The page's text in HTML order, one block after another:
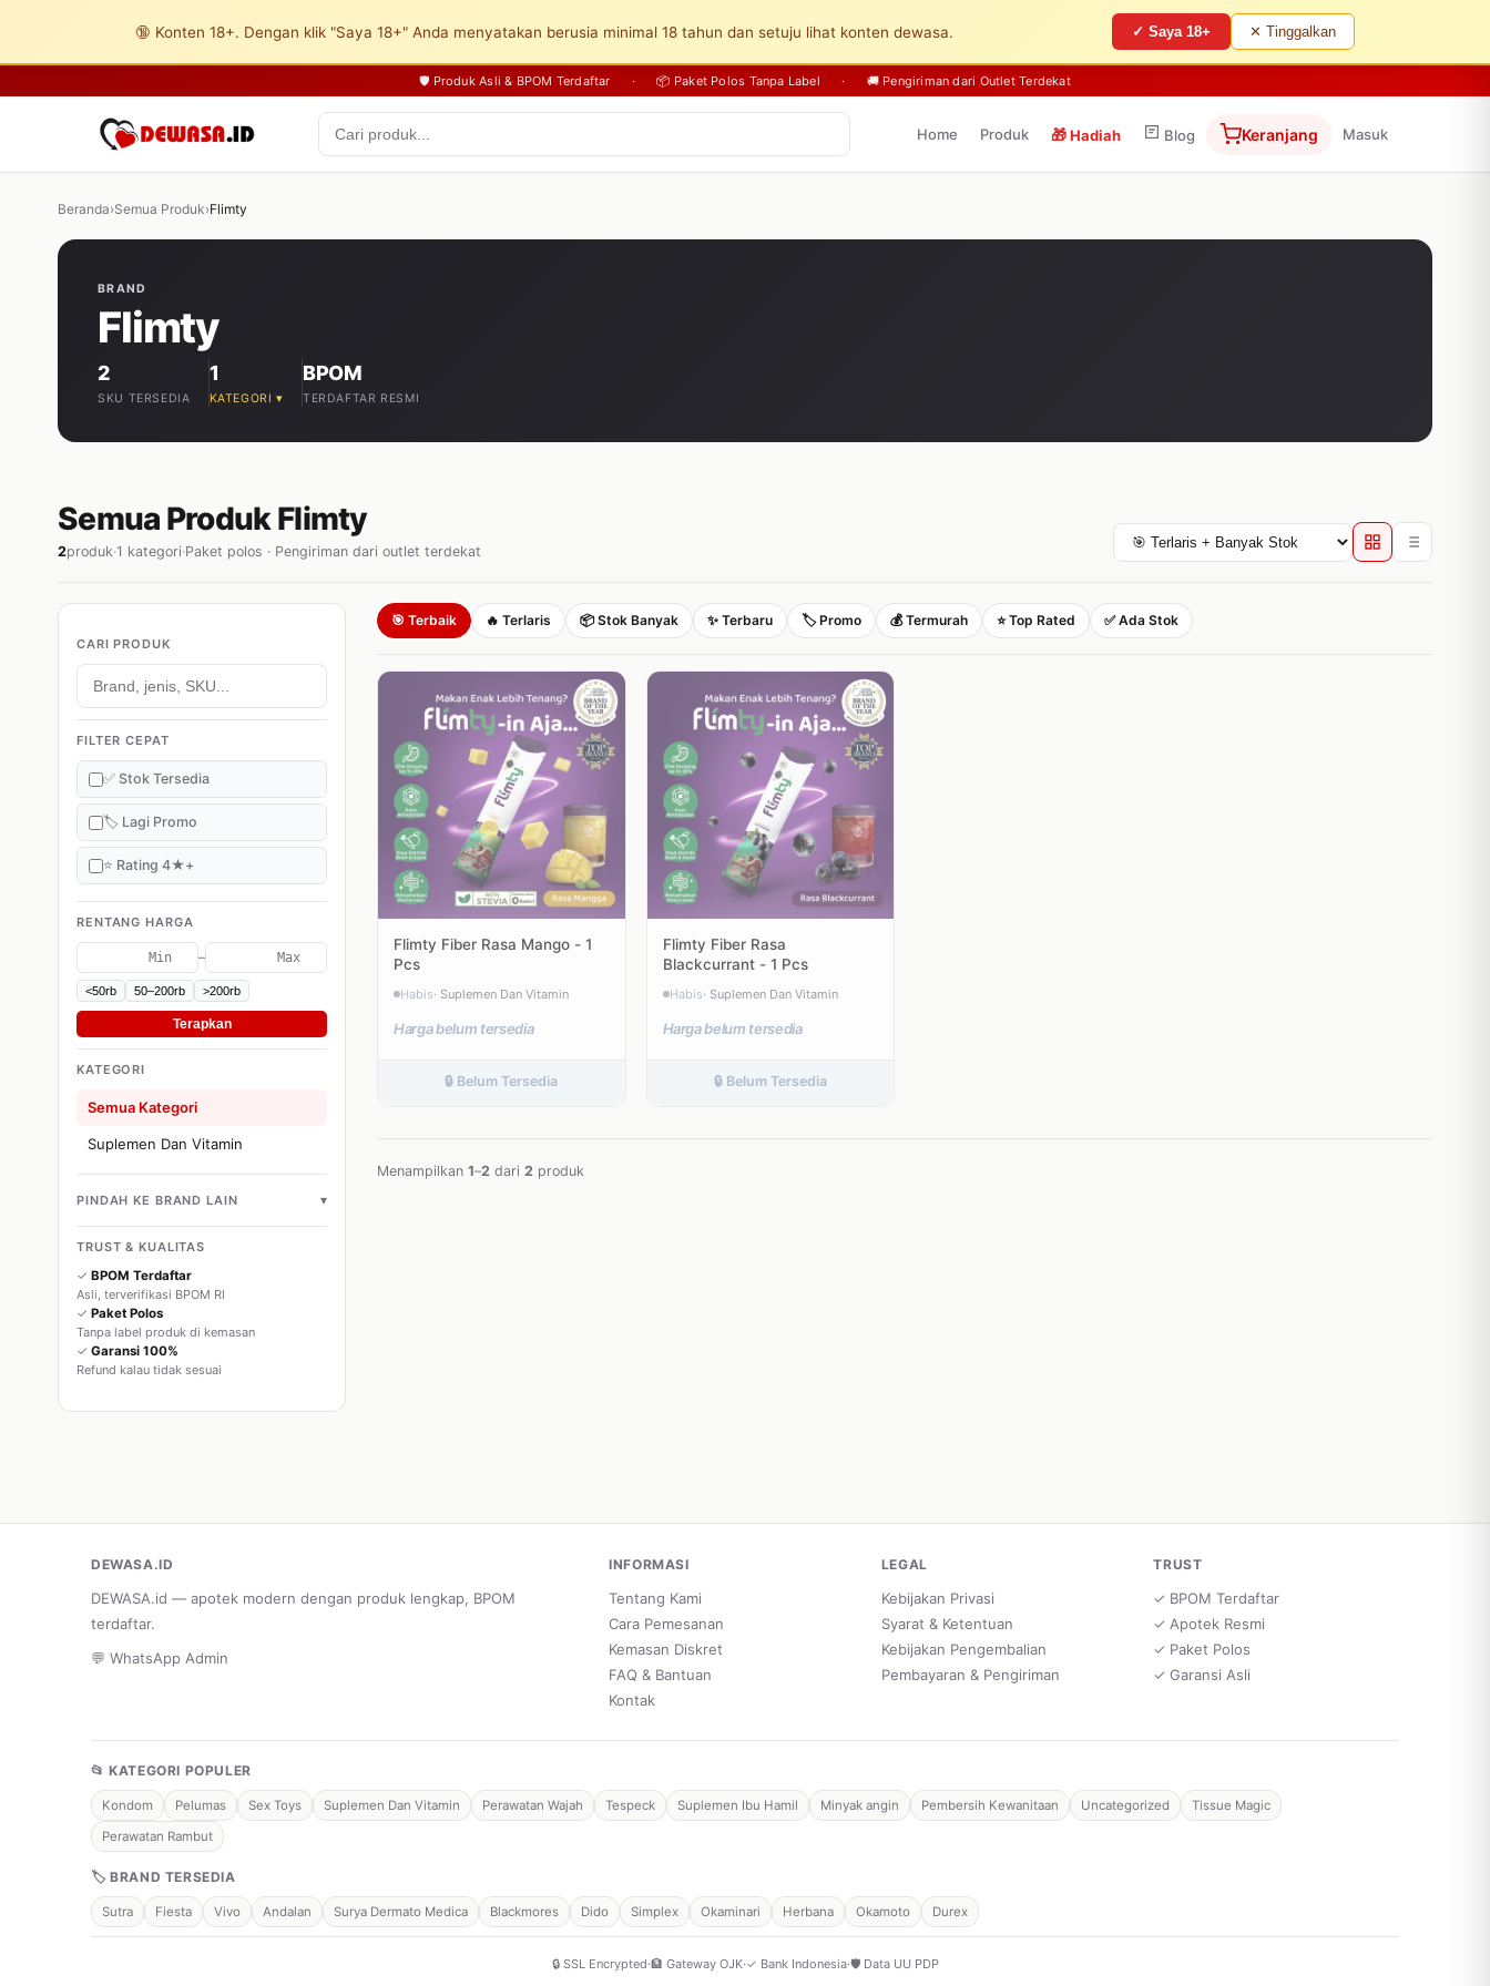
🔞 Konten 18+. Dengan klik "Saya 18+" Anda menyatakan berusia minimal 18 tahun dan setuju lihat konten dewasa. ✓ Saya 18+ ✕ Tinggalkan
🛡️ Produk Asli & BPOM Terdaftar · 📦 Paket Polos Tanpa Label · 🚚 Pengiriman dari Outlet Terdekat
Home Produk 🎁Hadiah Blog Keranjang Masuk
Beranda›Semua Produk›Flimty
BRAND
Flimty
2
SKU TERSEDIA
1
KATEGORI ▾
BPOM
TERDAFTAR RESMI
Semua Produk Flimty
2produk·1 kategori·Paket polos · Pengiriman dari outlet terdekat
CARI PRODUK
FILTER CEPAT
✅ Stok Tersedia
🏷️ Lagi Promo
⭐ Rating 4★+
RENTANG HARGA
–
<50rb 50–200rb >200rb
Terapkan
KATEGORI
Semua Kategori
Suplemen Dan Vitamin
PINDAH KE BRAND LAIN ▾
TRUST & KUALITAS
✓ BPOM Terdaftar
Asli, terverifikasi BPOM RI
✓ Paket Polos
Tanpa label produk di kemasan
✓ Garansi 100%
Refund kalau tidak sesuai
🎯 Terbaik 🔥 Terlaris 📦 Stok Banyak ✨ Terbaru 🏷️ Promo 💰 Termurah ⭐ Top Rated ✅ Ada Stok
Flimty Fiber Rasa Mango - 1
Pcs
Habis· Suplemen Dan Vitamin
Harga belum tersedia
🔒 Belum Tersedia
Flimty Fiber Rasa
Blackcurrant - 1 Pcs
Habis· Suplemen Dan Vitamin
Harga belum tersedia
🔒 Belum Tersedia
Menampilkan 1–2 dari 2 produk
DEWASA.ID
DEWASA.id — apotek modern dengan produk lengkap, BPOM
terdaftar.
💬 WhatsApp Admin
INFORMASI
Tentang Kami
Cara Pemesanan
Kemasan Diskret
FAQ & Bantuan
Kontak
LEGAL
Kebijakan Privasi
Syarat & Ketentuan
Kebijakan Pengembalian
Pembayaran & Pengiriman
TRUST
✓ BPOM Terdaftar
✓ Apotek Resmi
✓ Paket Polos
✓ Garansi Asli
📂 KATEGORI POPULER
Kondom Pelumas Sex Toys Suplemen Dan Vitamin Perawatan Wajah Tespeck Suplemen Ibu Hamil Minyak angin Pembersih Kewanitaan Uncategorized
Tissue Magic
Perawatan Rambut
🏷 BRAND TERSEDIA
Sutra Fiesta Vivo Andalan Surya Dermato Medica Blackmores Dido Simplex Okaminari Herbana Okamoto Durex
🔒 SSL Encrypted·🏦 Gateway OJK·✓ Bank Indonesia·🛡️ Data UU PDP